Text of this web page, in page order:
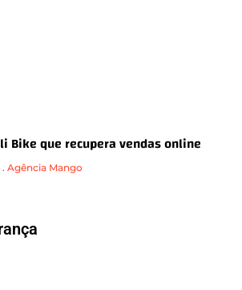
Bike que recupera vendas online
. Agência Mango